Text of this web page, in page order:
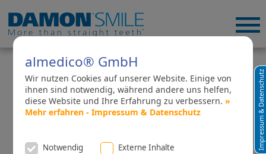
almedico® GmbH
Wir nutzen Cookies auf unserer Website. Einige von
ihnen sind notwendig, während andere uns helfen,
diese Website und Ihre Erfahrung zu verbessern.»
Mehr erfahren - Impressum & Datenschutz
Notwendig Externe Inhalte Impressum & Datenschutz
DAMON PORTAL
DEUTSCHLAND